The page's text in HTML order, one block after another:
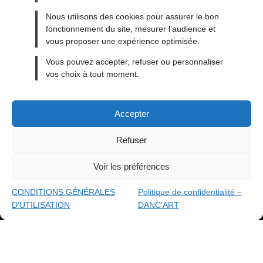
Nous utilisons des cookies pour assurer le bon
fonctionnement du site, mesurer l’audience et
vous proposer une expérience optimisée.
Vous pouvez accepter, refuser ou personnaliser
vos choix à tout moment.
Accepter
Refuser
Voir les préférences
CONDITIONS GÉNÉRALES
D’UTILISATION
Politique de confidentialité –
DANC’ART
o
p
p
g
er
n
k
MENTIONS LÉGALES
CONDITIONS GÉNÉRALES DE VENTE
CONDITIONS GÉNÉRALES D’UTILISATION
CONTACT
By ACAB© 2026
DANC'ART